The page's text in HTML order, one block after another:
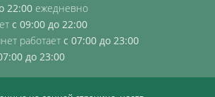
22:00 ежедневно
с 09:00 до 22:00
работает с 07:00 до 23:00
до 23:00